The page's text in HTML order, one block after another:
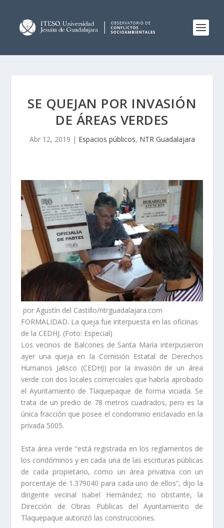
SE QUEJAN POR INVASIÓN
DE ÁREAS VERDES
Abr 12, 2019 | Espacios públicos, NTR Guadalajara
por Agustín del Castillo/ntrguadalajara.com
FORMALIDAD. La queja fue interpuesta en las oficinas
de la CEDHJ. (Foto: Especial)
Los vecinos de Balcones de Santa María interpusieron
ayer una queja en la Comisión Estatal de Derechos
Humanos Jalisco (CEDHJ) por la invasión de un área
verde con dos locales comerciales que habría aprobado
el Ayuntamiento de Tlaquepaque de forma viciada. Se
trata de un predio de 78 metros cuadrados, pero es la
única fracción que posee el condominio enclavado en la
privada 5005.
Esta área verde “está registrada en los reglamentos de
los condóminos y en cada una de las escrituras públicas
de cada propietario, como un área privativa con un
porcentaje de 1.379040 para cada uno de ellos”, dijo la
dirigente vecinal Isabel Hernández; no obstante, la
Dirección de Obras Publicas del Ayuntamiento de
Tlaquepaque autorizó las construcciones.